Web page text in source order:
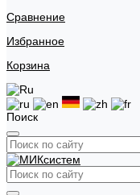
Сравнение
Избранное
Корзина
Поиск